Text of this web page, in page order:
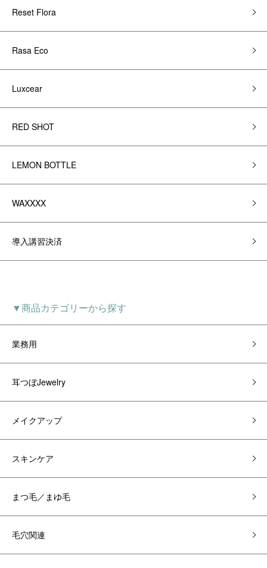
Reset Flora
Rasa Eco
Luxcear
RED SHOT
LEMON BOTTLE
WAXXXX
導入講習決済
▼商品カテゴリーから探す
業務用
耳つぼJewelry
メイクアップ
スキンケア
まつ毛／まゆ毛
毛穴関連